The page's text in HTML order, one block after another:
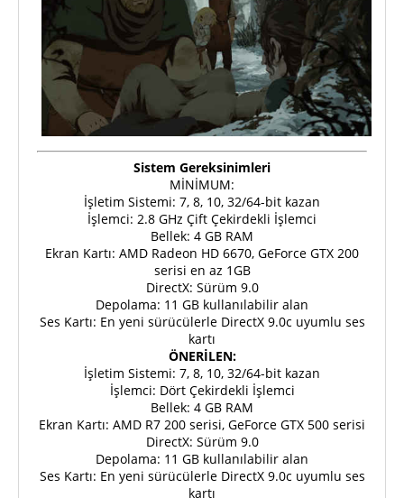
Sistem Gereksinimleri
MİNİMUM:
İşletim Sistemi: 7, 8, 10, 32/64-bit kazan
İşlemci: 2.8 GHz Çift Çekirdekli İşlemci
Bellek: 4 GB RAM
Ekran Kartı: AMD Radeon HD 6670, GeForce GTX 200
serisi en az 1GB
DirectX: Sürüm 9.0
Depolama: 11 GB kullanılabilir alan
Ses Kartı: En yeni sürücülerle DirectX 9.0c uyumlu ses
kartı
ÖNERİLEN:
İşletim Sistemi: 7, 8, 10, 32/64-bit kazan
İşlemci: Dört Çekirdekli İşlemci
Bellek: 4 GB RAM
Ekran Kartı: AMD R7 200 serisi, GeForce GTX 500 serisi
DirectX: Sürüm 9.0
Depolama: 11 GB kullanılabilir alan
Ses Kartı: En yeni sürücülerle DirectX 9.0c uyumlu ses
kartı